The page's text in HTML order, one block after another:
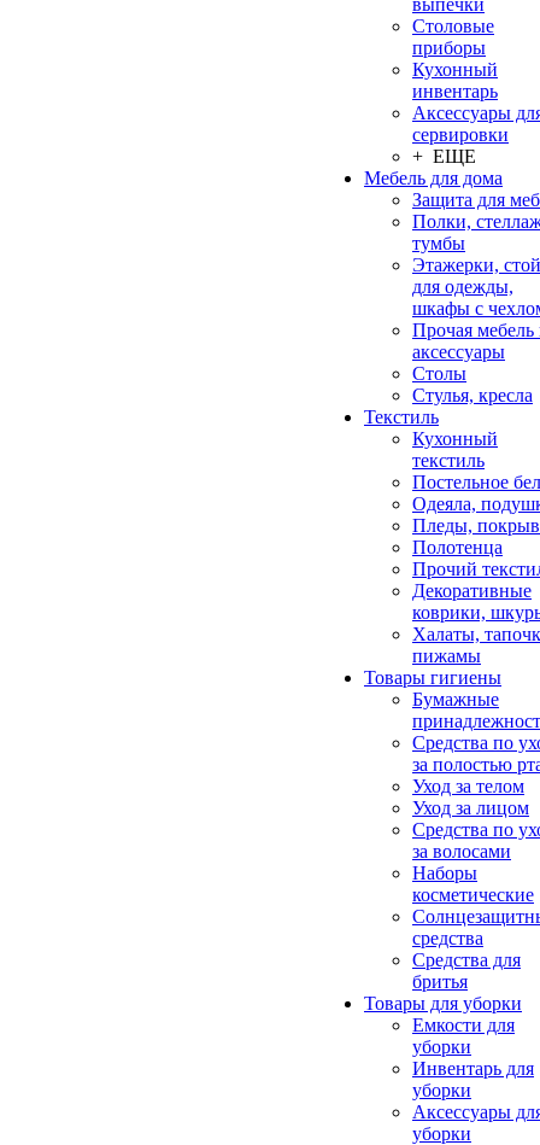
выпечки
Столовые
приборы
Кухонный
инвентарь
Аксессуары
сервировки
+ ЕЩЕ
Мебель для дома
Защита для
Полки,
тумбы
Этажерки,
для одежды,
шкафы с
Прочая мебель
аксессуары
Столы
Стулья, кресла
Текстиль
Кухонный
текстиль
Постельное
Одеяла,
Пледы,
Полотенца
Прочий
Декоративные
коврики,
Халаты,
пижамы
Товары гигиены
Бумажные
Средства по
за полостью
Уход за телом
Уход за лицом
Средства по
за волосами
Наборы
косметические
средства
Средства для
бритья
Товары для уборки
Емкости для
уборки
Инвентарь для
уборки
Аксессуары
уборки